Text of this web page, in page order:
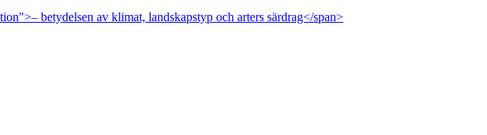
betydelsen av klimat, landskapstyp och arters särdrag</span>